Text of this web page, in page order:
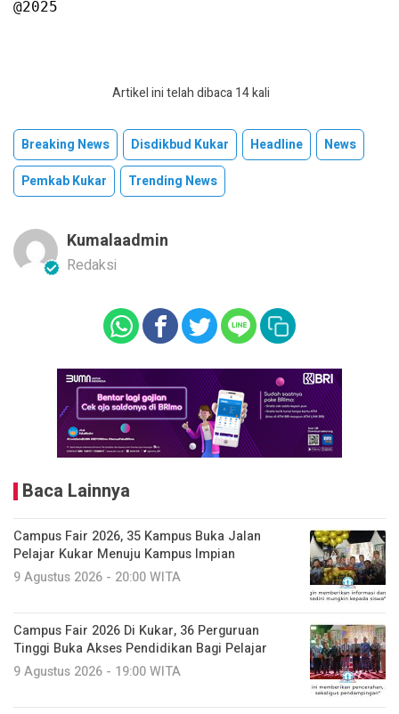
@2025
Artikel ini telah dibaca 14 kali
Breaking News Disdikbud Kukar Headline
News
Pemkab Kukar
Trending News
Kumalaadmin
Redaksi
Baca Lainnya
Campus Fair 2026, 35 Kampus Buka Jalan
Pelajar Kukar Menuju Kampus Impian
9 Agustus 2026 - 20:00 WITA
Campus Fair 2026 Di Kukar, 36 Perguruan
Tinggi Buka Akses Pendidikan Bagi Pelajar
9 Agustus 2026 - 19:00 WITA